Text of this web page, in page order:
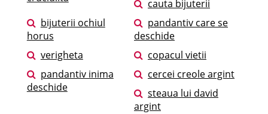
cauta bijuterii
bijuterii ochiul
horus
pandantiv care se
deschide
verigheta
copacul vietii
pandantiv inima
deschide
cercei creole argint
steaua lui david
argint